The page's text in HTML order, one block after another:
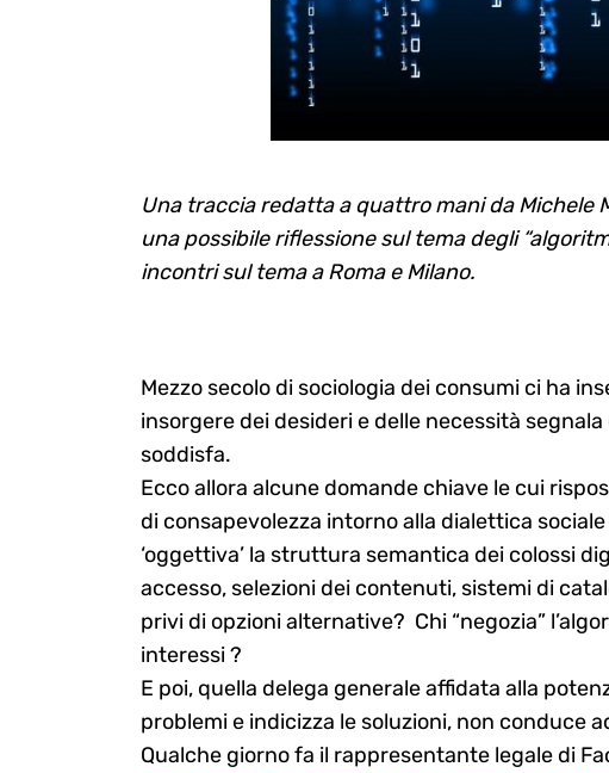
Una traccia redatta a quattro mani da Michele
una possibile riflessione sul tema degli
incontri sul tema a Roma e Milano.
Mezzo secolo di sociologia dei consumi ci ha
insorgere dei desideri e delle necessità
soddisfa.
Ecco allora alcune domande chiave le cui
di consapevolezza intorno alla dialettica
‘oggettiva’ la struttura semantica dei colossi
accesso, selezioni dei contenuti, sistemi di
privi di opzioni alternative? Chi “negozia”
interessi ?
E poi, quella delega generale affidata alla
problemi e indicizza le soluzioni, non conduce
Qualche giorno fa il rappresentante legale di